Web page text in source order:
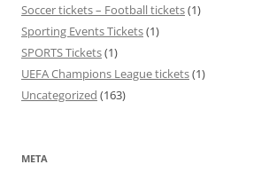
Soccer tickets – Football tickets(1)
Sporting Events Tickets(1)
SPORTS Tickets(1)
UEFA Champions League tickets(1)
Uncategorized (163)
META